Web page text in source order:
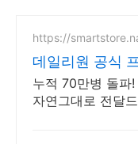
https://
데일리원 공식
누적 70만병 돌파
자연그대로 전달